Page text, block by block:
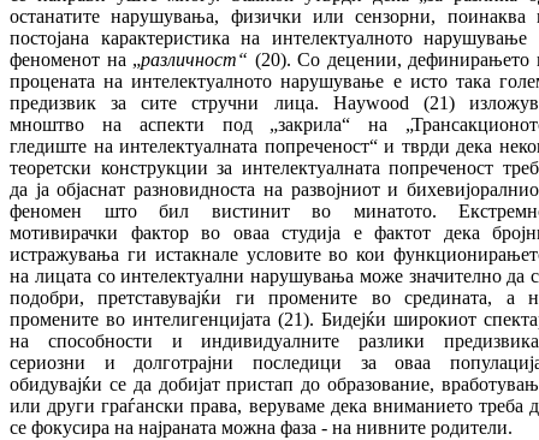
останатите нарушувања, физички или сензорни, поинаква
постојана карактеристика на интелектуалното нарушување
феноменот на „различност“ (20). Со децении, дефинирањето
процената на интелектуалното нарушување е исто така
предизвик за сите стручни лица. Haywood (21)
мноштво на аспекти под „закрила“ на
гледиште на интелектуалната попреченост“ и тврди дека
теоретски конструкции за интелектуалната попреченост
да ја објаснат разновидноста на развојниот и
феномен што бил вистинит во минатото.
мотивирачки фактор во оваа студија е фактот дека
истражувања ги истакнале условите во кои
на лицата со интелектуални нарушувања може значително да
подобри, претставувајќи ги промените во средината, а
промените во интелигенцијата (21). Бидејќи широкиот
на способности и индивидуалните разлики
сериозни и долготрајни последици за оваа
обидувајќи се да добијат пристап до образование,
или други граѓански права, веруваме дека вниманието треба
се фокусира на најраната можна фаза - на нивните родители.